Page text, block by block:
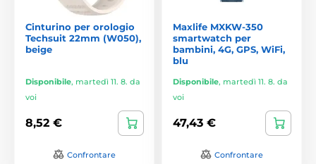
Cinturino per orologio
Techsuit 22mm (W050),
beige
Disponibile, martedì 11. 8. da
voi
8,52 €
Confrontare
Maxlife MXKW-350
smartwatch per
bambini, 4G, GPS, WiFi,
blu
Disponibile, martedì 11. 8. da
voi
47,43 €
Confrontare